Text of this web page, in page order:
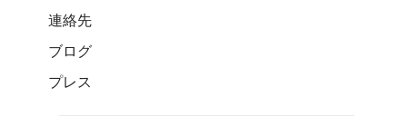
連絡先
ブログ
プレス